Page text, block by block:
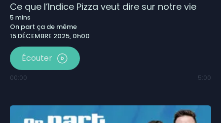
Ce que l’Indice Pizza veut dire sur notre vie
5 mins
On part ça de même
15 DÉCEMBRE 2025, 0h00
Écouter
00:00 5:00